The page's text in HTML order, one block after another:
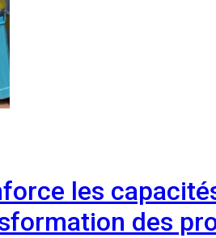
les
des